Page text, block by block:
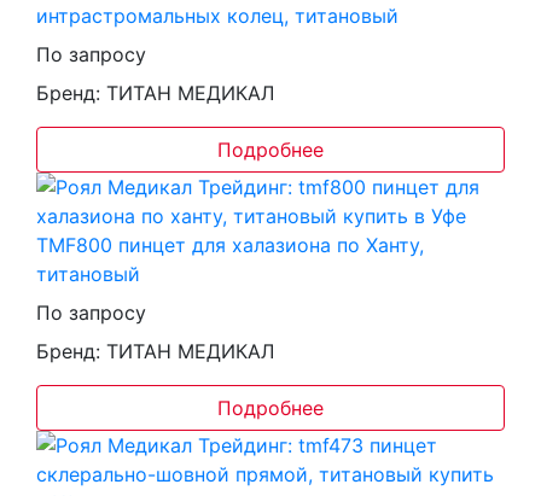
интрастромальных колец, титановый
По запросу
Бренд: ТИТАН МЕДИКАЛ
Подробнее
TMF800 пинцет для халазиона по Ханту,
титановый
По запросу
Бренд: ТИТАН МЕДИКАЛ
Подробнее